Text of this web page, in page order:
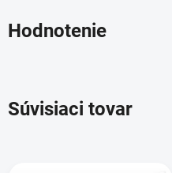
Hodnotenie
Súvisiaci tovar